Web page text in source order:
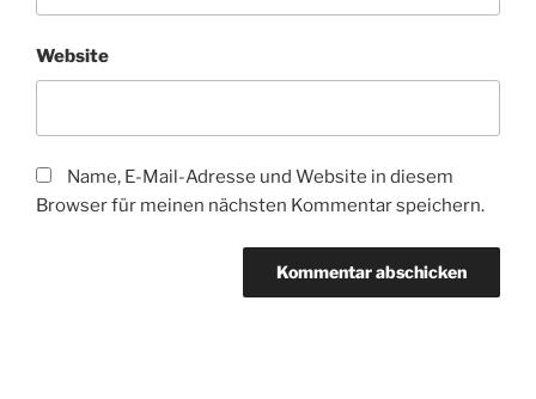
Website
Name, E-Mail-Adresse und Website in diesem
Browser für meinen nächsten Kommentar speichern.